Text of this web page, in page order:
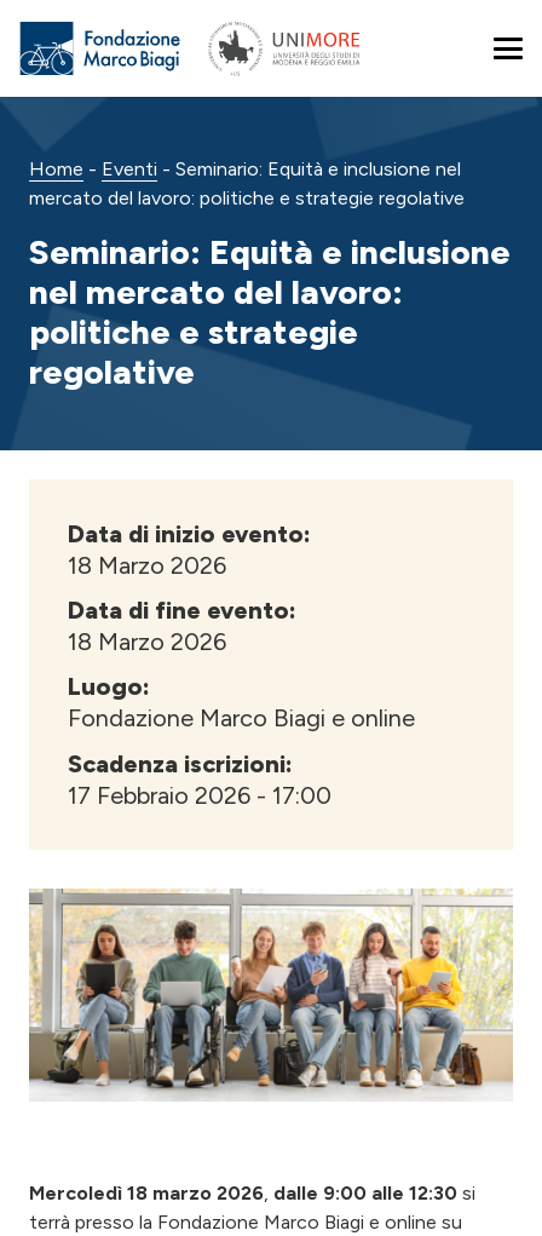
Home - Eventi - Seminario: Equità e inclusione nel
mercato del lavoro: politiche e strategie regolative
Seminario: Equità e inclusione
nel mercato del lavoro:
politiche e strategie
regolative
Mercoledì 18 marzo 2026 dalle 9:00 alle 12:30 si
terrà presso la Fondazione Marco Biagi e online su
Data di inizio evento:
18 Marzo 2026
Data di fine evento:
18 Marzo 2026
Luogo:
Fondazione Marco Biagi e online
Scadenza iscrizioni:
17 Febbraio 2026 - 17:00